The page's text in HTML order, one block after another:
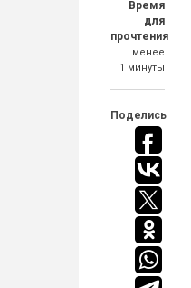
Время
для
прочтения
менее
1 минуты
Поделись